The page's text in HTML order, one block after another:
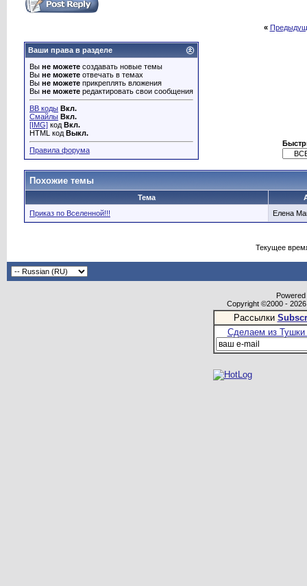
«
Ваши права в разделе
Вы не можете создавать новые темы
Вы не можете отвечать в темах
Вы не можете прикреплять вложения
Вы не можете редактировать свои сообщения
BB коды Вкл.
Смайлы Вкл.
[IMG] код Вкл.
HTML код Выкл.
Правила форума
Похожие темы
Тема
Приказ по Вселенной!!!
Елена
Текущее
Copyright ©2000 -
Рассылки
Сделаем из Тушки